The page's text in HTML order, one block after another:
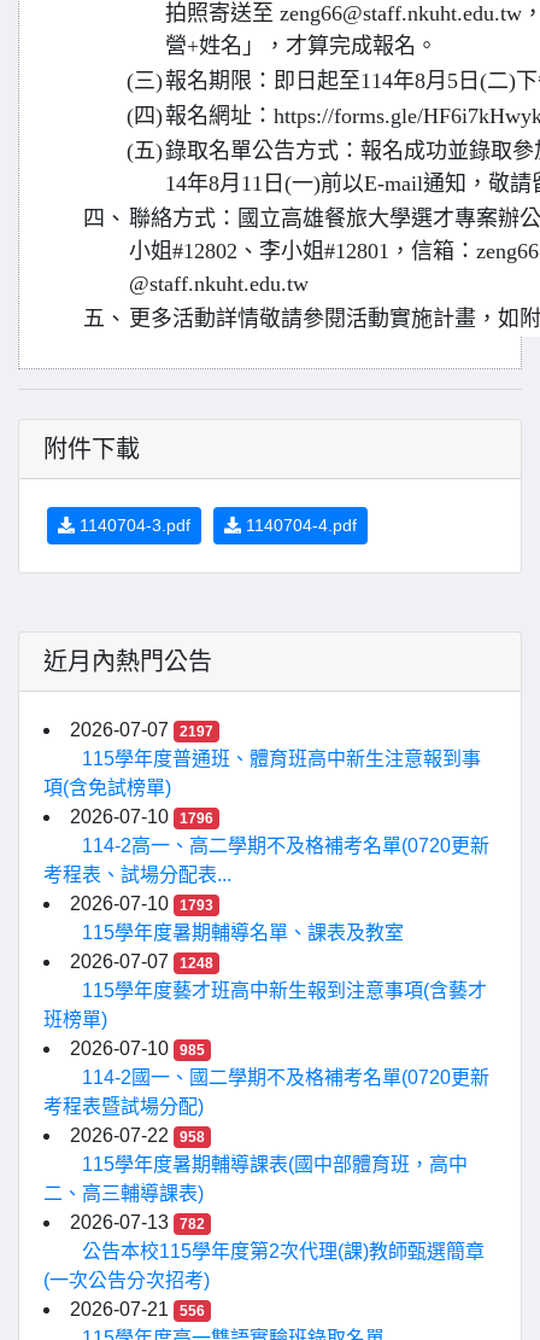
拍照寄送至
營+姓名」，才算完成報名。
(三)報名期限：即日起至114年8月5日(二)
(四)報名網址：https://forms.gle/
(五)錄取名單公告方式：報名成功並錄取
14年8月11日(一)前以E-mail通知，敬
四、 聯絡方式：國立高雄餐旅大學選才專案辦
小姐#12802、李小姐#12801，信箱：
@staff.nkuht.edu.tw
五、 更多活動詳情敬請參閱活動實施計畫，如
附件下載
1140704-3.pdf 1140704-4.pdf
近月內熱門公告
2026-07-07 2197
115學年度普通班、體育班高中新生注意報到事
項(含免試榜單)
2026-07-10
1796
114-2高一、高二學期不及格補考名單(0720更新
考程表、試場分配表...
2026-07-10
1793
115學年度暑期輔導名單、課表及教室
2026-07-07
1248
115學年度藝才班高中新生報到注意事項(含藝才
班榜單)
2026-07-10
985
114-2國一、國二學期不及格補考名單(0720更新
考程表暨試場分配)
2026-07-22
958
115學年度暑期輔導課表(國中部體育班，高中
二、高三輔導課表)
2026-07-13
782
公告本校115學年度第2次代理(課)教師甄選簡章
(一次公告分次招考)
2026-07-21
556